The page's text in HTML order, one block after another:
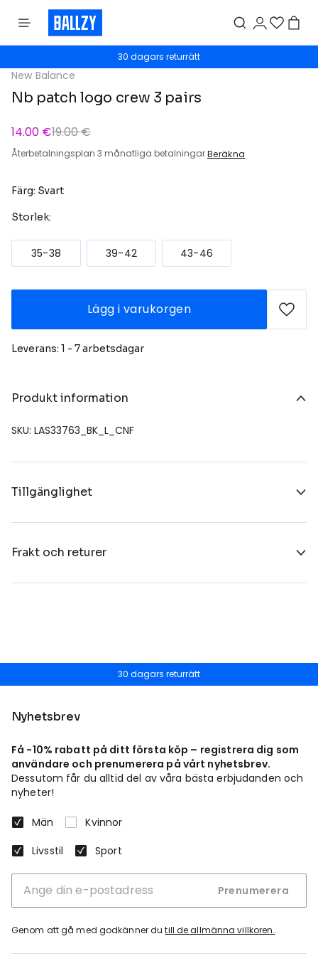
30 dagars returrätt
New Balance
Nb patch logo crew 3 pairs
14.00 €19.00 €
Återbetalningsplan 3 månatliga betalningarBeräkna
Färg: Svart
Storlek:
35-38 39-42 43-46
Lägg i varukorgen
Leverans: 1 - 7 arbetsdagar
Produkt information
SKU: LAS33763_BK_L_CNF
Tillgänglighet
Frakt och returer
30 dagars returrätt
Nyhetsbrev
Få -10% rabatt på ditt första köp – registrera dig som
användare och prenumerera på vårt nyhetsbrev.
Dessutom får du alltid del av våra bästa erbjudanden och
nyheter!
Män
Kvinnor
Livsstil
Sport
Prenumerera
Genom att gå med godkänner dutill de allmänna villkoren..